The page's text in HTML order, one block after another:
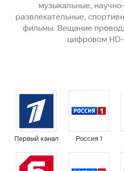
музыкальные,
развлекательные,
фильмы. Вещание
цифровомH
Первый канал Россия 1